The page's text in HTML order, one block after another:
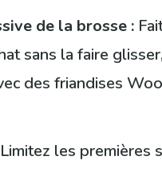
de la brosse :
sans la faire
des friandises
Limitez les premières